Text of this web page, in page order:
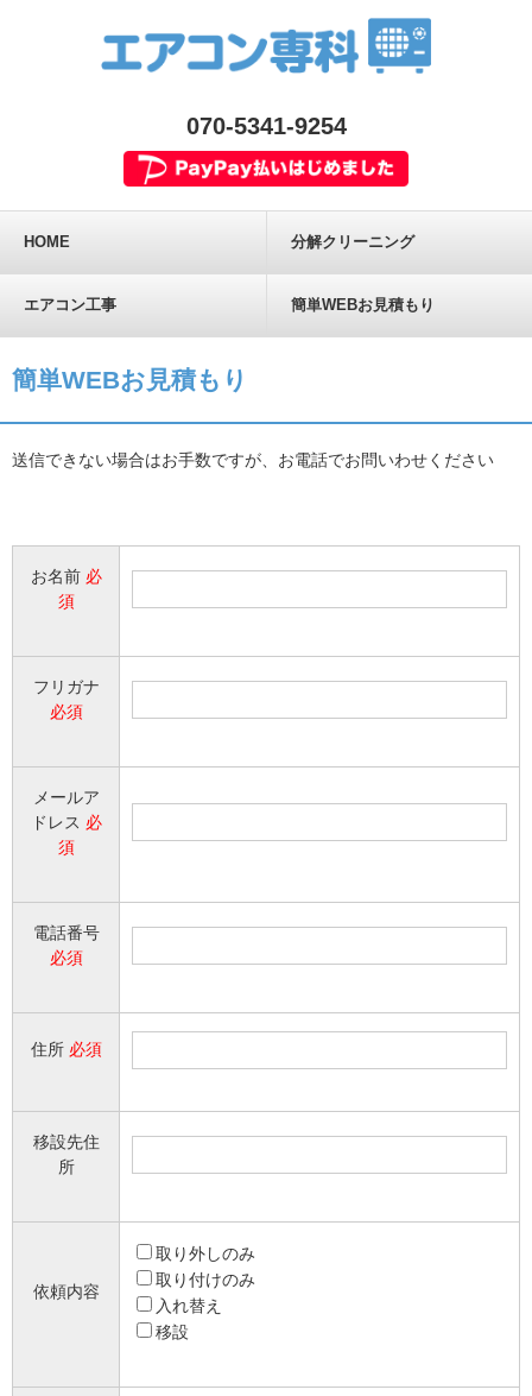
070-5341-9254
HOME 分解クリーニング
エアコン工事 簡単WEBお見積もり
簡単WEBお見積もり
送信できない場合はお手数ですが、お電話でお問いわせください
お名前 必
須
フリガナ
必須
メールア
ドレス 必
須
電話番号
必須
住所 必須
移設先住
所
依頼内容
取り外しのみ
取り付けのみ
入れ替え
移設